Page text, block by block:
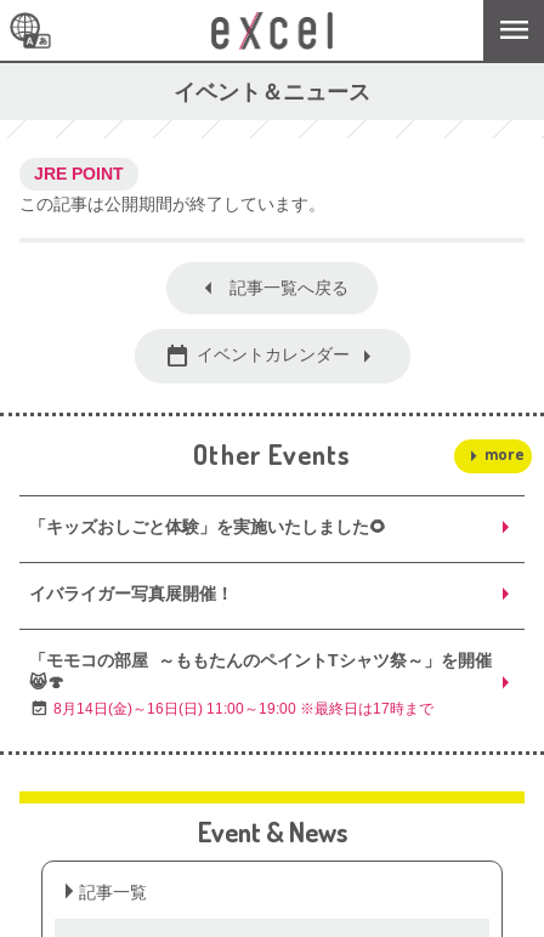
イベント＆ニュース
JRE POINT
この記事は公開期間が終了しています。
記事一覧へ戻る
イベントカレンダー
Other Events more
「キッズおしごと体験」を実施いたしました🌻
イバライガー写真展開催！
「モモコの部屋 ～ももたんのペイントTシャツ祭～」を開催
😸🍄
8月14日(金)～16日(日) 11:00～19:00 ※最終日は17時まで
Event & News
記事一覧